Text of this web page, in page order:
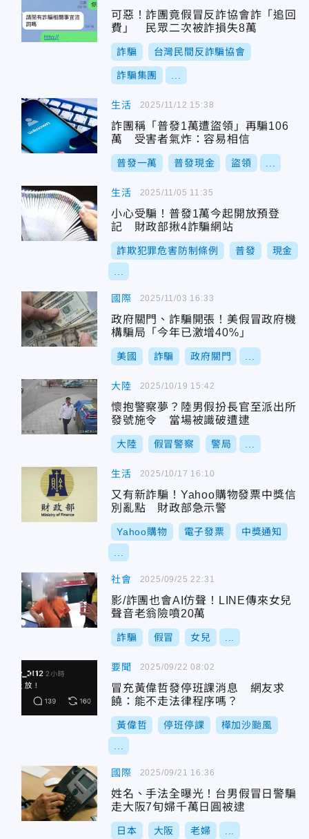
可惡！詐團竟假冒反詐協會詐「追回
費」 民眾二次被詐損失8萬
詐騙 台灣民間反詐騙協會
詐騙集團
生活
詐團稱「普發1萬遭盜領」再騙106
萬 受害者氣炸：容易相信
普發一萬 普發現金 盜領
2025/11/12 15:38
生活
小心受騙！普發1萬今起開放預登
記 財政部揪4詐騙網站
詐欺犯罪危害防制條例 普發 現金
2025/11/05 11:35
國際
政府關門、詐騙開張！美假冒政府機
構騙局「今年已激增40%」
美國 詐騙 政府關門
2025/11/03 16:33
大陸
懷抱警察夢？陸男假扮長官至派出所
發號施令 當場被識破遭逮
大陸 假冒警察 警局
2025/10/19 15:42
生活
又有新詐騙！Yahoo購物發票中獎信
別亂點 財政部急示警
Yahoo購物 電子發票 中獎通知
2025/10/17 16:10
社會
影/詐團也會AI仿聲！LINE傳來女兒
聲音老翁險噴20萬
詐騙 假冒 女兒
2025/09/25 22:31
要聞
冒充黃偉哲發停班課消息 網友求
饒：能不走法律程序嗎？
黃偉哲 停班停課 樺加沙颱風
2025/09/22 08:02
國際
姓名、手法全曝光！台男假冒日警騙
走大阪7旬婦千萬日圓被逮
日本 大阪 老婦
2025/09/21 16:36